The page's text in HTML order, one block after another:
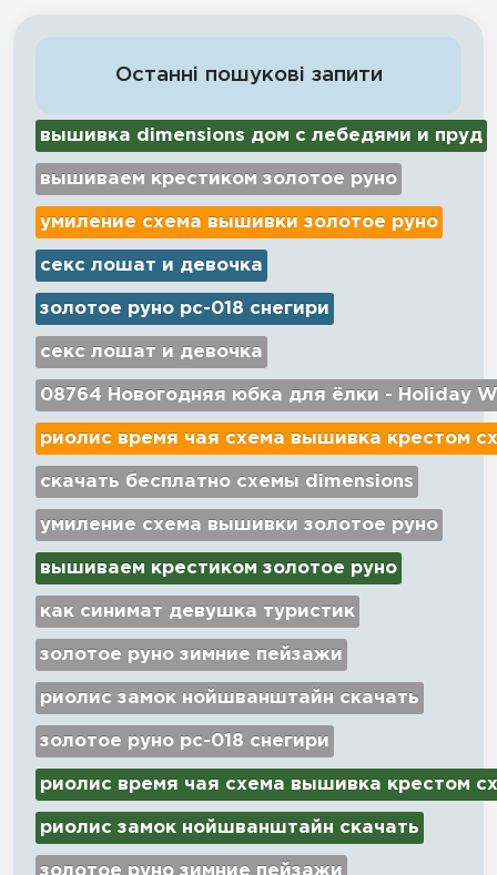
Останні пошукові запити
вышивка dimensions дом с лебедями и пруд
вышиваем крестиком золотое руно
умиление схема вышивки золотое руно
секс лошат и девочка
золотое руно рс-018 снегири
секс лошат и девочка
08764 Новогодняя юбка для ёлки - Holiday
риолис время чая схема вышивка крестом
скачать бесплатно схемы dimensions
умиление схема вышивки золотое руно
вышиваем крестиком золотое руно
как синимат девушка туристик
золотое руно зимние пейзажи
риолис замок нойшванштайн скачать
золотое руно рс-018 снегири
риолис время чая схема вышивка крестом
риолис замок нойшванштайн скачать
золотое руно зимние пейзажи